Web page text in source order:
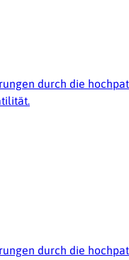
durch die
durch die